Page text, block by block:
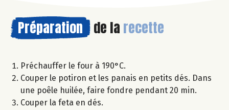
Préparation de la recette
Préchauffer le four à 190°C.
Couper le potiron et les panais en petits dés. Dans
une poêle huilée, faire fondre pendant 20 min.
Couper la feta en dés.